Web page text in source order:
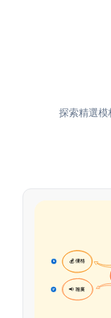
探索精選模
💰 價格
16
📢 推廣
17